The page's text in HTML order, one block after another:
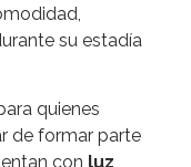
su estadía
quienes
de formar parte
con luz